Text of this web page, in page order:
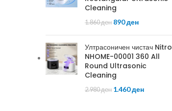
Cleaning
1.860ден 890ден
Ултрасоничен чистач Nitro
NHOME-00001 360 All
Round Ultrasonic
Cleaning
2.980ден 1.460ден